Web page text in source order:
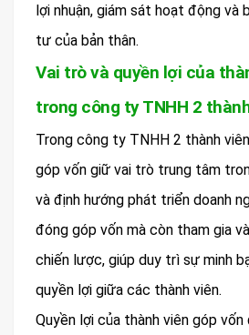
lợi nhuận, giám sát hoạt động và
tư của bản thân.
Vai trò và quyền lợi của
trong công ty TNHH 2
Trong công ty TNHH 2 thành
góp vốn giữ vai trò trung tâm
và định hướng phát triển doanh
đóng góp vốn mà còn tham gia
chiến lược, giúp duy trì sự minh
quyền lợi giữa các thành viên.
Quyền lợi của thành viên góp